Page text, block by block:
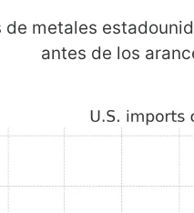
metales
antes de los